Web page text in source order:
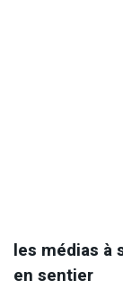
les médias à
en sentier